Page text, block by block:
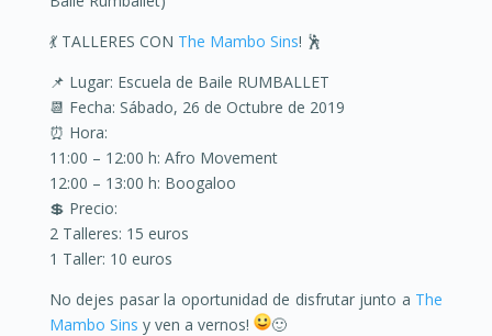
💃TALLERES CON The Mambo Sins! 🕺
📌 Lugar: Escuela de Baile RUMBALLET
📆 Fecha: Sábado, 26 de Octubre de 2019
⏰ Hora:
11:00 – 12:00 h: Afro Movement
12:00 – 13:00 h: Boogaloo
💲 Precio:
2 Talleres: 15 euros
1 Taller: 10 euros
No dejes pasar la oportunidad de disfrutar junto a The
Mambo Sins y ven a vernos!
🙂